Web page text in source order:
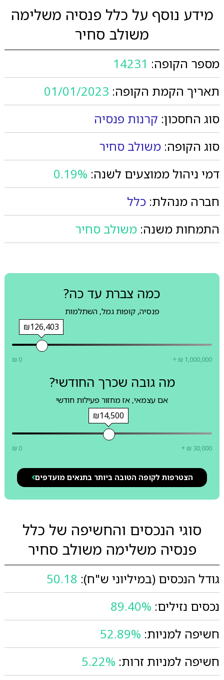
מידע נוסף על כלל פנסיה משלימה
משולב סחיר
מספר הקופה: 14231
תאריך הקמת הקופה: 01/01/2023
סוג החסכון: קרנות פנסיה
סוג הקופה: משולב סחיר
דמי ניהול ממוצעים לשנה: 0.19%
חברה מנהלת: כלל
התמחות משנה: משולב סחיר
כמה צברת עד כה?
פנסיה, קופות גמל, השתלמות
₪126,403
₪ 0 + ₪ 1,000,000
מה גובה שכרך החודשי?
אם עצמאי, אז מחזור פעילות חודשי
₪14,500
₪ 0 + ₪ 30,000
הצטרפות לקופה הטובה ביותר בתנאים מועדפים
סוגי הנכסים והחשיפה של כלל
פנסיה משלימה משולב סחיר
גודל הנכסים (במיליוני ש"ח): 50.18
נכסים נזילים: 89.40%
חשיפה למניות: 52.89%
חשיפה למניות זרות: 5.22%